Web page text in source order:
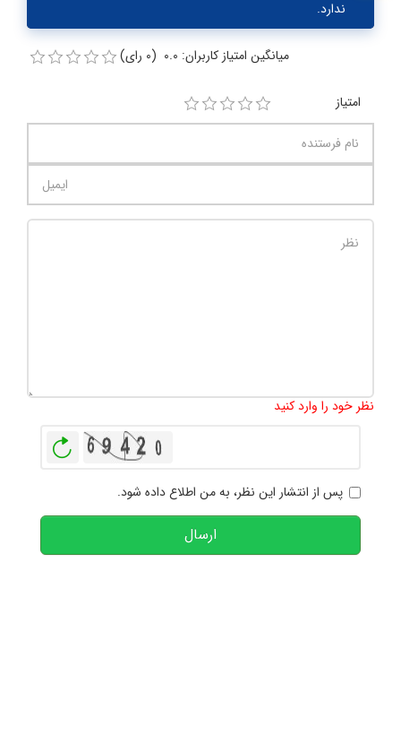
ندارد.
میانگین امتیاز کاربران: 0.0 (0 رای)
امتیاز
نظر خود را وارد کنید
پس از انتشار این نظر، به من اطلاع داده شود.
ارسال